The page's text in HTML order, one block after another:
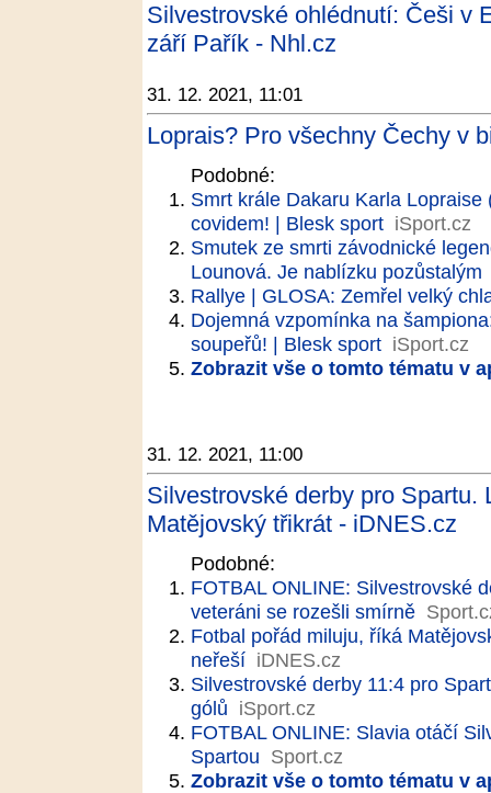
Silvestrovské ohlédnutí: Češi v
září Pařík - Nhl.cz
31. 12. 2021, 11:01
Loprais? Pro všechny Čechy v
Podobné:
Smrt krále Dakaru Karla
covidem! | Blesk sport iSport.cz
Smutek ze smrti závodnické
Lounová. Je nablízku pozůstalým
Rallye | GLOSA: Zemřel velký
Dojemná vzpomínka na
soupeřů! | Blesk sport iSport.cz
Zobrazit vše o tomto tématu v
31. 12. 2021, 11:00
Silvestrovské derby pro Spartu.
Matějovský třikrát - iDNES.cz
Podobné:
FOTBAL ONLINE: Silvestrovské
veteráni se rozešli smírně
Fotbal pořád miluju, říká
neřeší iDNES.cz
Silvestrovské derby 11:4 pro
gólů iSport.cz
FOTBAL ONLINE: Slavia otáčí
Spartou Sport.cz
Zobrazit vše o tomto tématu v